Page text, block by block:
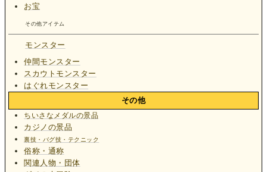
お宝
その他アイテム
モンスター
仲間モンスター
スカウトモンスター
はぐれモンスター
その他
ちいさなメダルの景品
カジノの景品
裏技・バグ技・テクニック
俗称・通称
関連人物・団体